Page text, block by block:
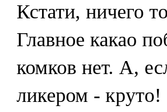
Кстати, ничего
Главное какао
комков нет. А,
ликером - круто!